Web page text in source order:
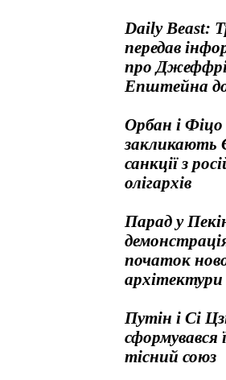
Daily Beast:
передав
про
Епштейна
Орбан і Фіцо
закликають
санкції з
олігархів
Парад у
початок
архітектури
Путін і Сі
сформувався
тісний союз